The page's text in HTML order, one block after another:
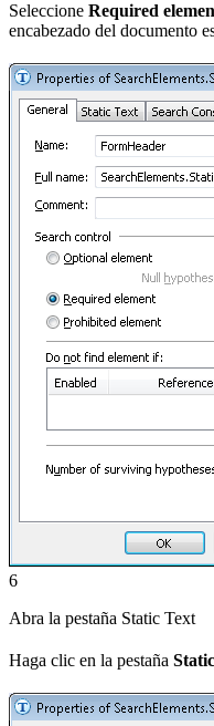
Seleccione Required
encabezado del documento
6
Abra la pestaña Static Text
Haga clic en la pestaña